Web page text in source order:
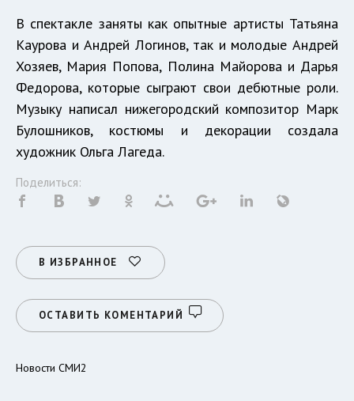
В спектакле заняты как опытные артисты Татьяна
Каурова и Андрей Логинов, так и молодые Андрей
Хозяев, Мария Попова, Полина Майорова и Дарья
Федорова, которые сыграют свои дебютные роли.
Музыку написал нижегородский композитор Марк
Булошников, костюмы и декорации создала
художник Ольга Лагеда.
Поделиться:
В ИЗБРАННОЕ
ОСТАВИТЬ КОМЕНТАРИЙ
Новости СМИ2